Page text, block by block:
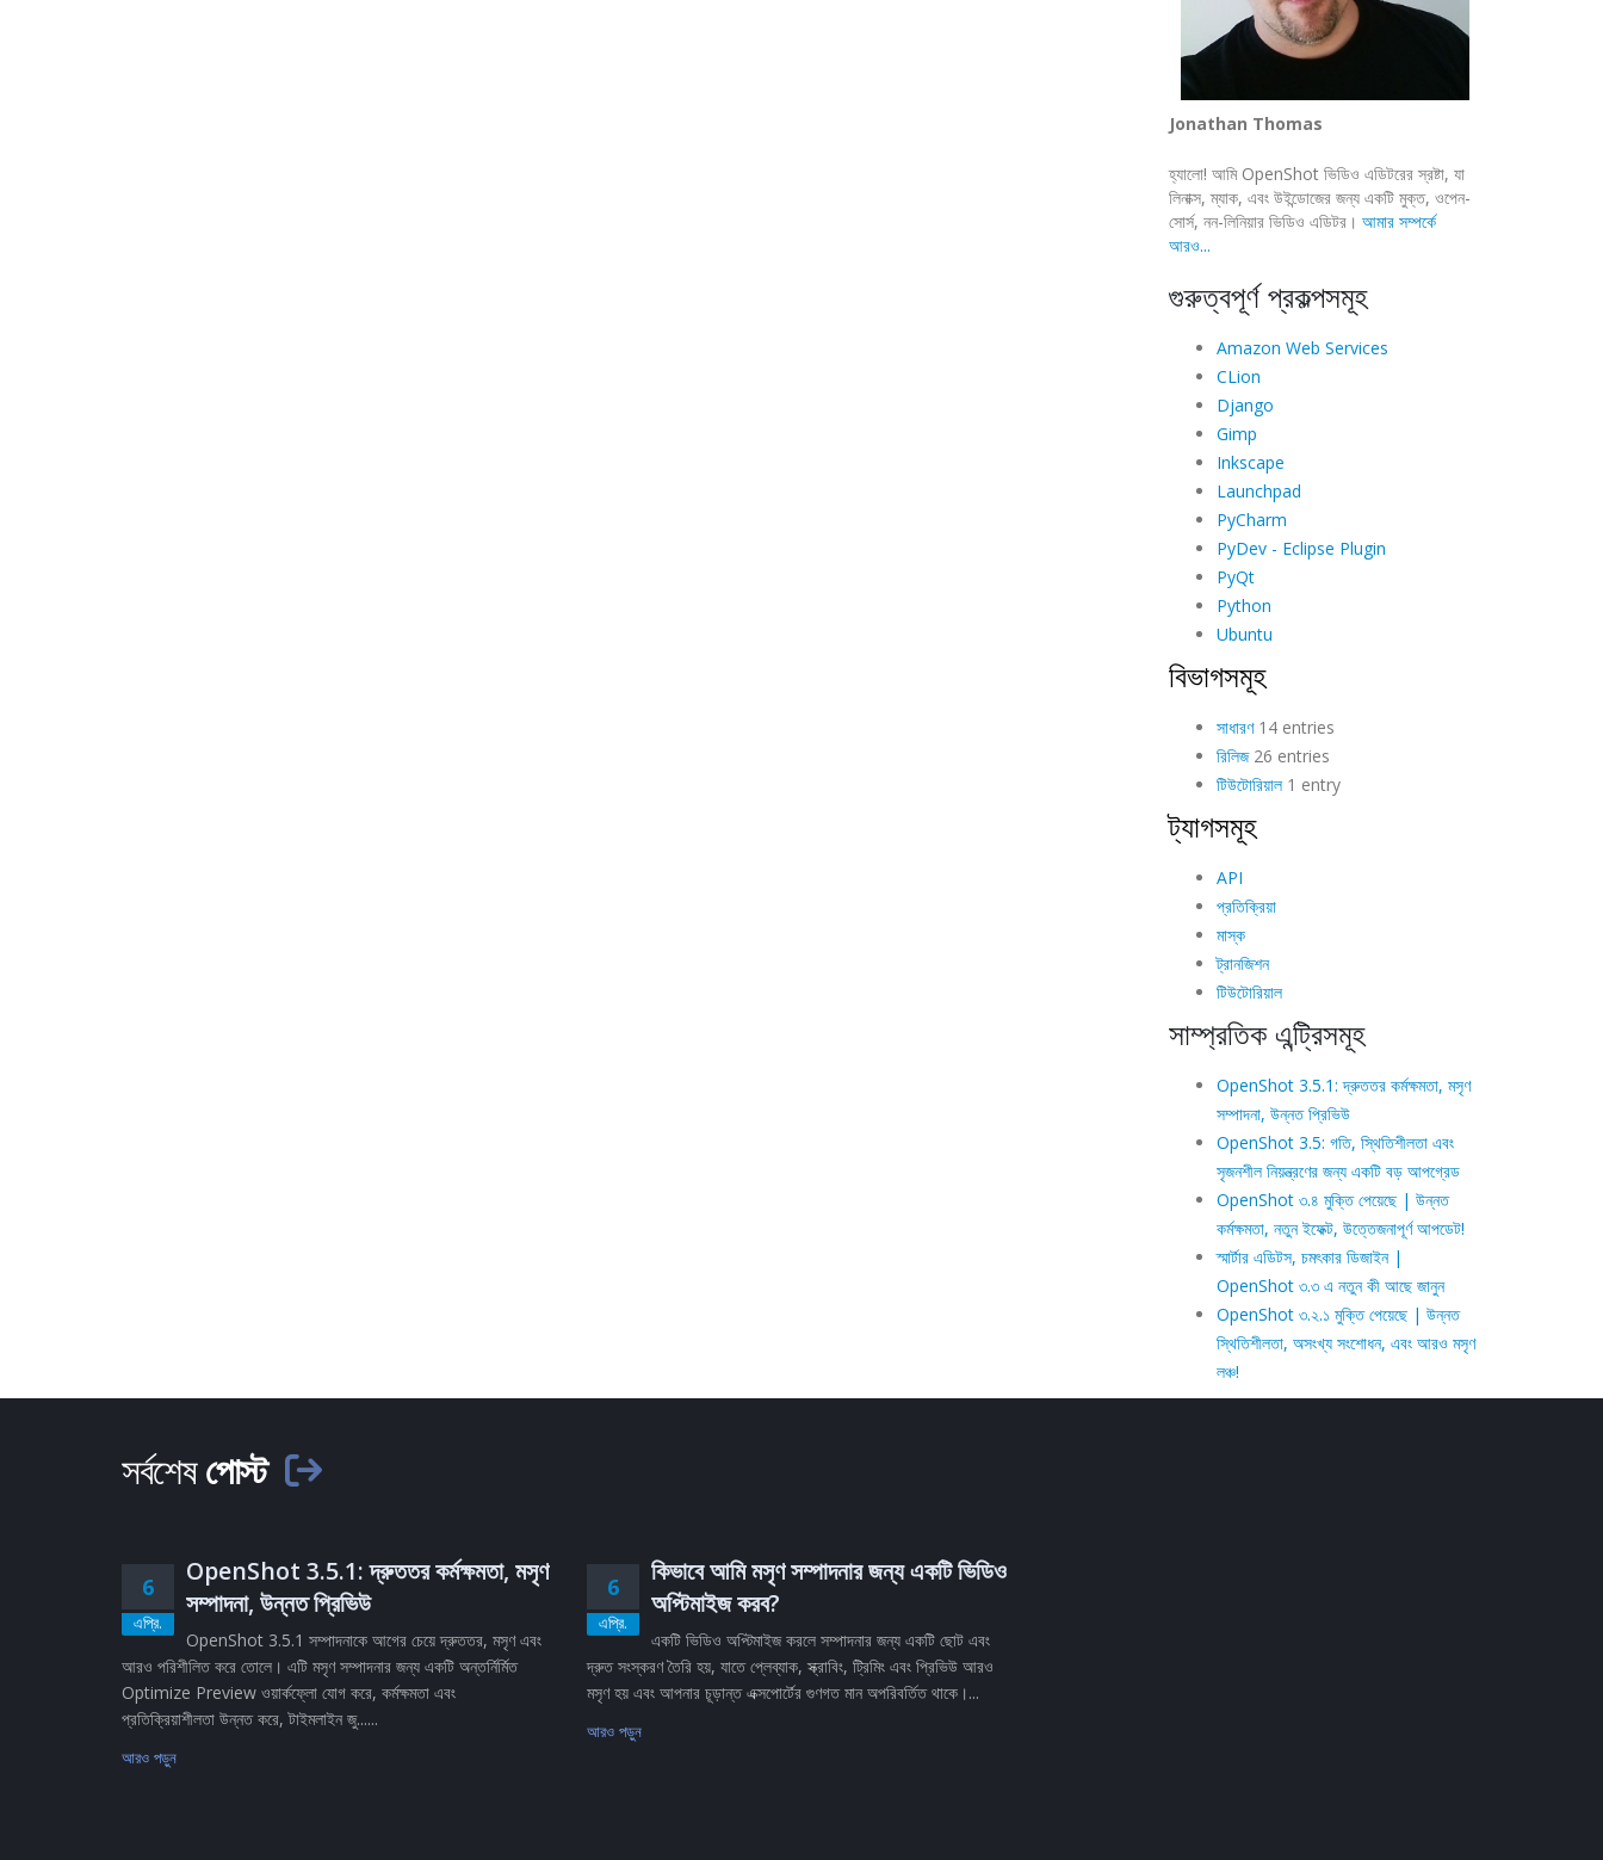
Jonathan Thomas
হ্যালো! আমি OpenShot ভিডিও এডিটরের স্রষ্টা, যা
লিনাক্স, ম্যাক, এবং উইন্ডোজের জন্য একটি মুক্ত, ওপেন-
সোর্স, নন-লিনিয়ার ভিডিও এডিটর। আমার সম্পর্কে
আরও...
গুরুত্বপূর্ণ প্রকল্পসমূহ
Amazon Web Services
CLion
Django
Gimp
Inkscape
Launchpad
PyCharm
PyDev - Eclipse Plugin
PyQt
Python
Ubuntu
বিভাগসমূহ
সাধারণ14 entries
রিলিজ26 entries
টিউটোরিয়াল1 entry
ট্যাগসমূহ
API
প্রতিক্রিয়া
মাস্ক
ট্রানজিশন
টিউটোরিয়াল
সাম্প্রতিক এন্ট্রিসমূহ
OpenShot 3.5.1: দ্রুততর কর্মক্ষমতা, মসৃণ
সম্পাদনা, উন্নত প্রিভিউ
OpenShot 3.5: গতি, স্থিতিশীলতা এবং
সৃজনশীল নিয়ন্ত্রণের জন্য একটি বড় আপগ্রেড
OpenShot ৩.৪ মুক্তি পেয়েছে | উন্নত
কর্মক্ষমতা, নতুন ইফেক্ট, উত্তেজনাপূর্ণ আপডেট!
স্মার্টার এডিটস, চমৎকার ডিজাইন |
OpenShot ৩.৩ এ নতুন কী আছে জানুন
OpenShot ৩.২.১ মুক্তি পেয়েছে | উন্নত
স্থিতিশীলতা, অসংখ্য সংশোধন, এবং আরও মসৃণ
লঞ্চ!
সর্বশেষপোস্ট
6
এপ্রি.
OpenShot 3.5.1: দ্রুততর কর্মক্ষমতা, মসৃণ
সম্পাদনা, উন্নত প্রিভিউ
OpenShot 3.5.1 সম্পাদনাকে আগের চেয়ে দ্রুততর, মসৃণ এবং
আরও পরিশীলিত করে তোলে। এটি মসৃণ সম্পাদনার জন্য একটি অন্তর্নির্মিত
Optimize Preview ওয়ার্কফ্লো যোগ করে, কর্মক্ষমতা এবং
প্রতিক্রিয়াশীলতা উন্নত করে, টাইমলাইন জু......
আরও পড়ুন
6
এপ্রি.
কিভাবে আমি মসৃণ সম্পাদনার জন্য একটি ভিডিও
অপ্টিমাইজ করব?
একটি ভিডিও অপ্টিমাইজ করলে সম্পাদনার জন্য একটি ছোট এবং
দ্রুত সংস্করণ তৈরি হয়, যাতে প্লেব্যাক, স্ক্রাবিং, ট্রিমিং এবং প্রিভিউ আরও
মসৃণ হয় এবং আপনার চূড়ান্ত এক্সপোর্টের গুণগত মান অপরিবর্তিত থাকে।...
আরও পড়ুন